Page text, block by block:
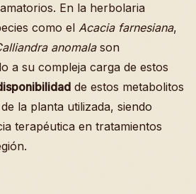
En la herbolaria
como el Acacia farnesiana,
anomalason
a su compleja carga de estos
de estos metabolitos
la planta utilizada, siendo
terapéutica en tratamientos